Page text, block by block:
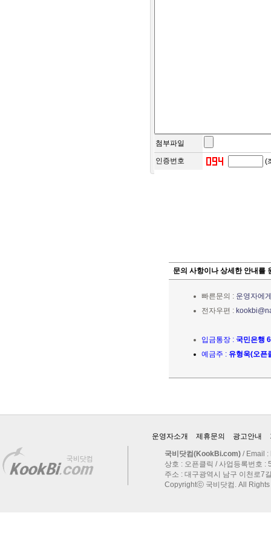
첨부파일
인증번호 (
문의 사항이나 상세한 안내를
빠른문의 : 운영자에
전자우편 :
입금통장 :국민은행
예금주 : 유형욱(오픈
운영자소개 제휴문의 광고안내
국비닷컴(KookBi.com) / Email :
상호 : 오픈클릭 / 사업등록번호
주소 : 대구광역시 남구 이천로7
Copyrightⓒ 국비닷컴. All